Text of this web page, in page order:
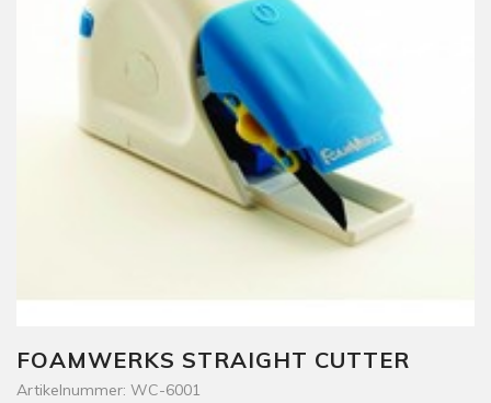
FOAMWERKS STRAIGHT CUTTER
Artikelnummer: WC-6001